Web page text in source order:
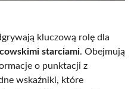
kluczową rolę dla
starciami. Obejmują
o punktacji z
wskaźniki, które